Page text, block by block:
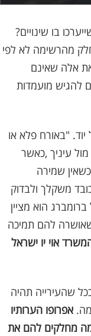
בו שינויים?
מהרשימה לא לפי
אלה שאינם
להגיש מועמדות
"באורח פלא או
עיניך ,כאשר
שמירה
משקלך ולבדוק
ברומברג הוא מציין
להם תמיכה
אוי יו ישראל
שהעירייה תהיה
. אפרופו הערותיו
מחלקים להם את